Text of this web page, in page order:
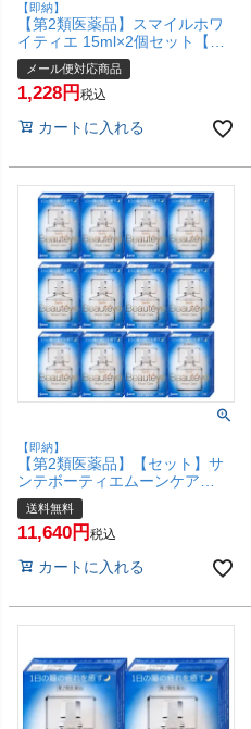
【即納】
【第2類医薬品】スマイルホワ
イティエ 15ml×2個セット【ラ
イオン】【目薬】【メール便対
応商品】【SBT】(6048930-
set1)
メール便対応商品
1,228 税込
カートに入れる
【即納】
【第2類医薬品】【セット】サ
ンテボーティエムーンケア
12ml×12個【目薬】【参天製薬
株式会社】 (6040101-set3)【宅
配便送料無料】
送料無料
11,640 税込
カートに入れる